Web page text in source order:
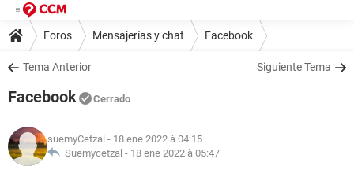
Foros Mensajerías y chat Facebook
Tema Anterior Siguiente Tema
Facebook Cerrado
suemyCetzal - 18 ene 2022 à 04:15
Suemycetzal - 18 ene 2022 à 05:47